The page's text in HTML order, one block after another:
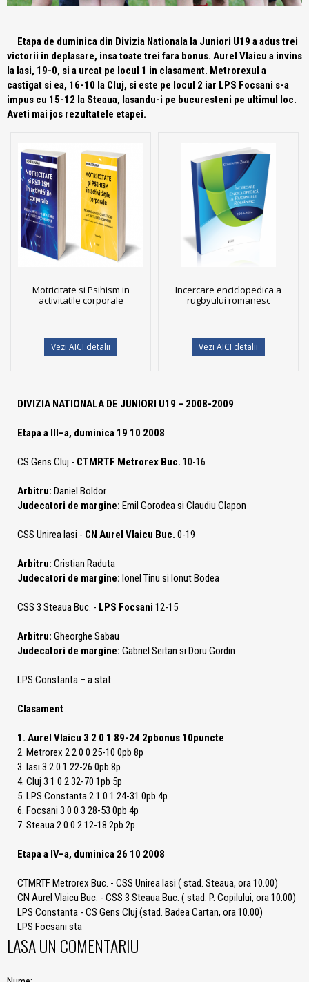
Etapa de duminica din Divizia Nationala la Juniori U19 a adus trei
victorii in deplasare, insa toate trei fara bonus. Aurel Vlaicu a invins
la Iasi, 19-0, si a urcat pe locul 1 in clasament. Metrorexul a
castigat si ea, 16-10 la Cluj, si este pe locul 2 iar LPS Focsani s-a
impus cu 15-12 la Steaua, lasandu-i pe bucuresteni pe ultimul loc.
Aveti mai jos rezultatele etapei.
Motricitate si Psihism in
activitatile corporale
Vezi AICI detalii
Incercare enciclopedica a
rugbyului romanesc
Vezi AICI detalii
DIVIZIA NATIONALA DE JUNIORI U19 – 2008-2009
Etapa a III–a, duminica 19 10 2008
CS Gens Cluj - CTMRTF Metrorex Buc. 10-16
Arbitru: Daniel Boldor
Judecatori de margine: Emil Gorodea si Claudiu Clapon
CSS Unirea Iasi - CN Aurel Vlaicu Buc. 0-19
Arbitru: Cristian Raduta
Judecatori de margine: Ionel Tinu si Ionut Bodea
CSS 3 Steaua Buc. - LPS Focsani 12-15
Arbitru: Gheorghe Sabau
Judecatori de margine: Gabriel Seitan si Doru Gordin
LPS Constanta – a stat
Clasament
1. Aurel Vlaicu 3 2 0 1 89-24 2pbonus 10puncte
2. Metrorex 2 2 0 0 25-10 0pb 8p
3. Iasi 3 2 0 1 22-26 0pb 8p
4. Cluj 3 1 0 2 32-70 1pb 5p
5. LPS Constanta 2 1 0 1 24-31 0pb 4p
6. Focsani 3 0 0 3 28-53 0pb 4p
7. Steaua 2 0 0 2 12-18 2pb 2p
Etapa a IV–a, duminica 26 10 2008
CTMRTF Metrorex Buc. - CSS Unirea Iasi ( stad. Steaua, ora 10.00)
CN Aurel Vlaicu Buc. - CSS 3 Steaua Buc. ( stad. P. Copilului, ora 10.00)
LPS Constanta - CS Gens Cluj (stad. Badea Cartan, ora 10.00)
LPS Focsani sta
LASA UN COMENTARIU